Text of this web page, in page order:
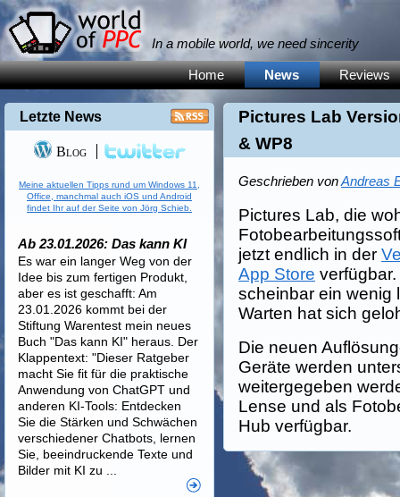
In a mobile world, we need sincerity
Home News Reviews
Pictures Lab
& WP8
Geschrieben vonAndreas
Pictures Lab, die
jetzt endlich in der
App Store
scheinbar ein wenig
Warten hat sich
Die neuen
Geräte werden
weitergegeben
Lense und als
Hub verfügbar.
Letzte News
Blog
Meine aktuellen Tipps rund um Windows 11,
Office, manchmal auch iOS und Android
findet Ihr auf der Seite von Jörg Schieb.
Ab 23.01.2026: Das kann KI
Es war ein langer Weg von der
Idee bis zum fertigen Produkt,
aber es ist geschafft: Am
23.01.2026 kommt bei der
Stiftung Warentest mein neues
Buch "Das kann KI" heraus. Der
Klappentext: "Dieser Ratgeber
macht Sie fit für die praktische
Anwendung von ChatGPT und
anderen KI-Tools: Entdecken
Sie die Stärken und Schwächen
verschiedener Chatbots, lernen
Sie, beeindruckende Texte und
Bilder mit KI zu ...